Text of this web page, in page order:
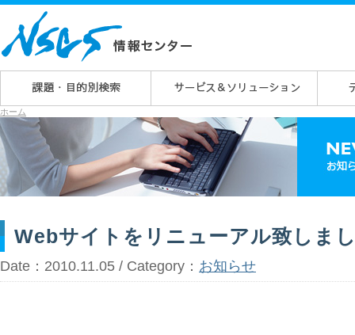
ホーム
Webサイトをリニューアル致しま
Date：2010.11.05 / Category： お知らせ